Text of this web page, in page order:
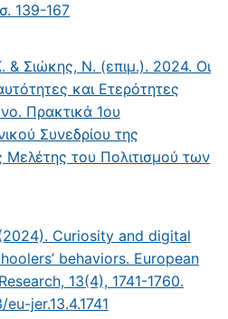
139-167
& Σιώκης, Ν. (επιμ.). 2024. Οι
και Ετερότητες
Πρακτικά 1ου
Συνεδρίου της
Μελέτης του Πολιτισμού των
Curiosity and digital
behaviors. European
13(4), 1741-1760.
jer.13.4.1741